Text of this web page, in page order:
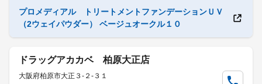
プロメディアル トリートメントファンデーションＵＶ
（2ウェイパウダー） ベージュオークル１０
ドラッグアカカベ 柏原大正店
大阪府柏原市大正３-２-３１